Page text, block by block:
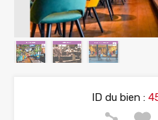
ID du bien :